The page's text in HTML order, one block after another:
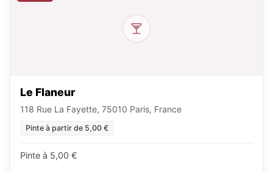
Le Flaneur
118 Rue La Fayette, 75010 Paris, France
Pinte à partir de 5,00 €
Pinte à 5,00 €